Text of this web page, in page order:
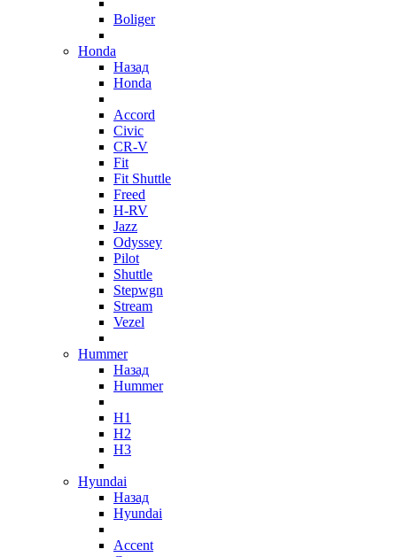
Boliger
Honda
Назад
Honda
Accord
Civic
CR-V
Fit
Fit Shuttle
Freed
H-RV
Jazz
Odyssey
Pilot
Shuttle
Stepwgn
Stream
Vezel
Hummer
Назад
Hummer
H1
H2
H3
Hyundai
Назад
Hyundai
Accent